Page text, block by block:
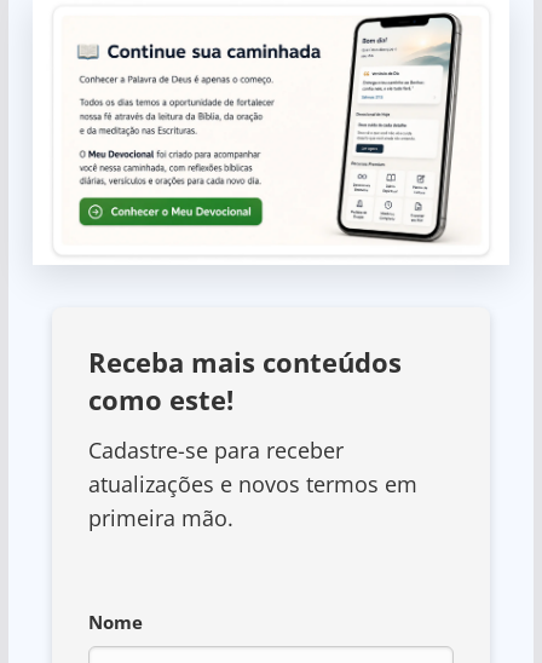
Receba mais conteúdos
como este!
Cadastre-se para receber
atualizações e novos termos em
primeira mão.
Nome